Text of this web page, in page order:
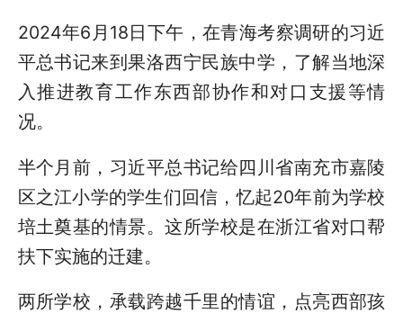
2024年6月18日下午，在青海考察调研的习近
平总书记来到果洛西宁民族中学，了解当地深
入推进教育工作东西部协作和对口支援等情
况。
半个月前，习近平总书记给四川省南充市嘉陵
区之江小学的学生们回信，忆起20年前为学校
培土奠基的情景。这所学校是在浙江省对口帮
扶下实施的迁建。
两所学校，承载跨越千里的情谊，点亮西部孩